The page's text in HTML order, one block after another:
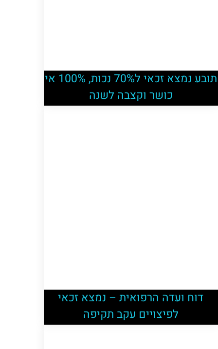
תובע נמצא זכאי ל70% נכות, 100% אי
כושר וקצבה לשנה
דוח ועדה הרפואית – נמצא זכאי
לפיצויים עקב תקיפה